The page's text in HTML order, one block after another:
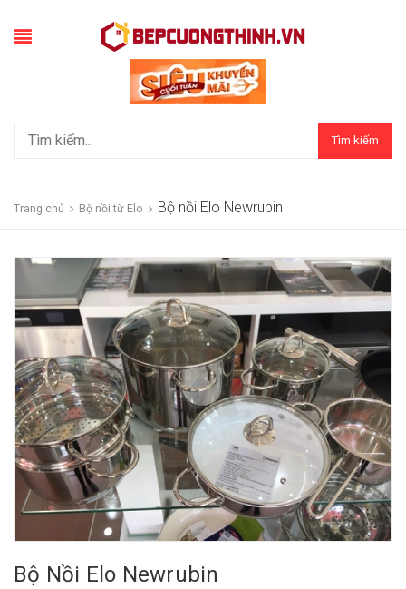
Tìm kiếm
Trang chủ Bộ nồi từ Elo Bộ nồi Elo Newrubin
Bộ Nồi Elo Newrubin